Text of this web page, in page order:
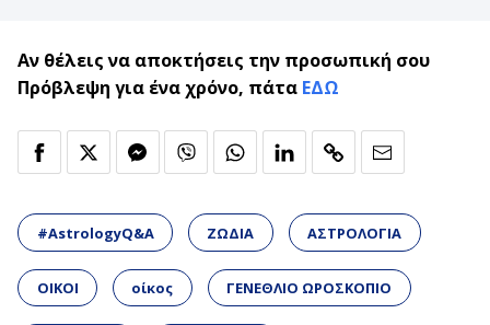
Αν θέλεις να αποκτήσεις την προσωπική σου
Πρόβλεψη για ένα χρόνο, πάτα ΕΔΩ
#AstrologyQ&A ΖΩΔΙΑ ΑΣΤΡΟΛΟΓΙΑ
ΟΙΚΟΙ οίκος ΓΕΝΕΘΛΙΟ ΩΡΟΣΚΟΠΙΟ